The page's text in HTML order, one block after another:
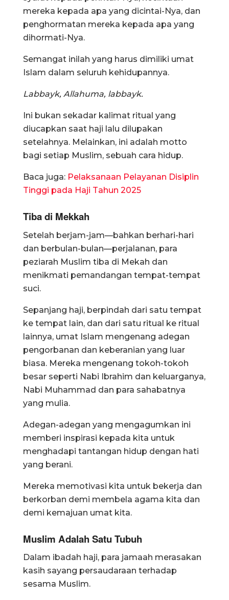
mereka kepada apa yang dicintai-Nya, dan
penghormatan mereka kepada apa yang
dihormati-Nya.
Semangat inilah yang harus dimiliki umat
Islam dalam seluruh kehidupannya.
Labbayk, Allahuma, labbayk.
Ini bukan sekadar kalimat ritual yang
diucapkan saat haji lalu dilupakan
setelahnya. Melainkan, ini adalah motto
bagi setiap Muslim, sebuah cara hidup.
Baca juga: Pelaksanaan Pelayanan Disiplin
Tinggi pada Haji Tahun 2025
Tiba di Mekkah
Setelah berjam-jam—bahkan berhari-hari
dan berbulan-bulan—perjalanan, para
peziarah Muslim tiba di Mekah dan
menikmati pemandangan tempat-tempat
suci.
Sepanjang haji, berpindah dari satu tempat
ke tempat lain, dan dari satu ritual ke ritual
lainnya, umat Islam mengenang adegan
pengorbanan dan keberanian yang luar
biasa. Mereka mengenang tokoh-tokoh
besar seperti Nabi Ibrahim dan keluarganya,
Nabi Muhammad dan para sahabatnya
yang mulia.
Adegan-adegan yang mengagumkan ini
memberi inspirasi kepada kita untuk
menghadapi tantangan hidup dengan hati
yang berani.
Mereka memotivasi kita untuk bekerja dan
berkorban demi membela agama kita dan
demi kemajuan umat kita.
Muslim Adalah Satu Tubuh
Dalam ibadah haji, para jamaah merasakan
kasih sayang persaudaraan terhadap
sesama Muslim.